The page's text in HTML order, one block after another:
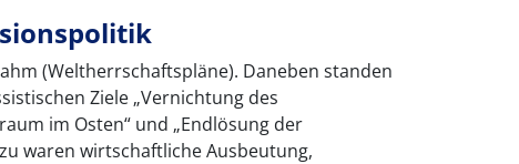
(Weltherrschaftspläne). Daneben standen
Ziele „Vernichtung des
im Osten“ und „Endlösung der
waren wirtschaftliche Ausbeutung,